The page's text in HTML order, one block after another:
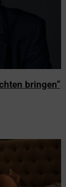
bringen“